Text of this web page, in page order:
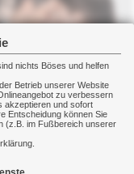
nichts Böses und helfen
Betrieb unserer Website
zu verbessern
akzeptieren und sofort
Entscheidung können Sie
(z.B. im Fußbereich unserer